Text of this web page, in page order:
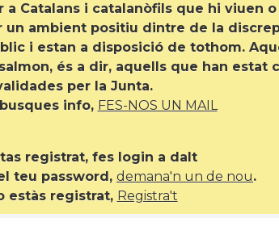
Catalans i catalanòfils que hi viuen
ambient positiu dintre de la
i estan a disposició de tothom.
és a dir, aquells que han estat
per la Junta.
info, FES-NOS UN MAIL
registrat, fes login a dalt
teu password, demana'n un de nou.
estàs registrat, Registra't